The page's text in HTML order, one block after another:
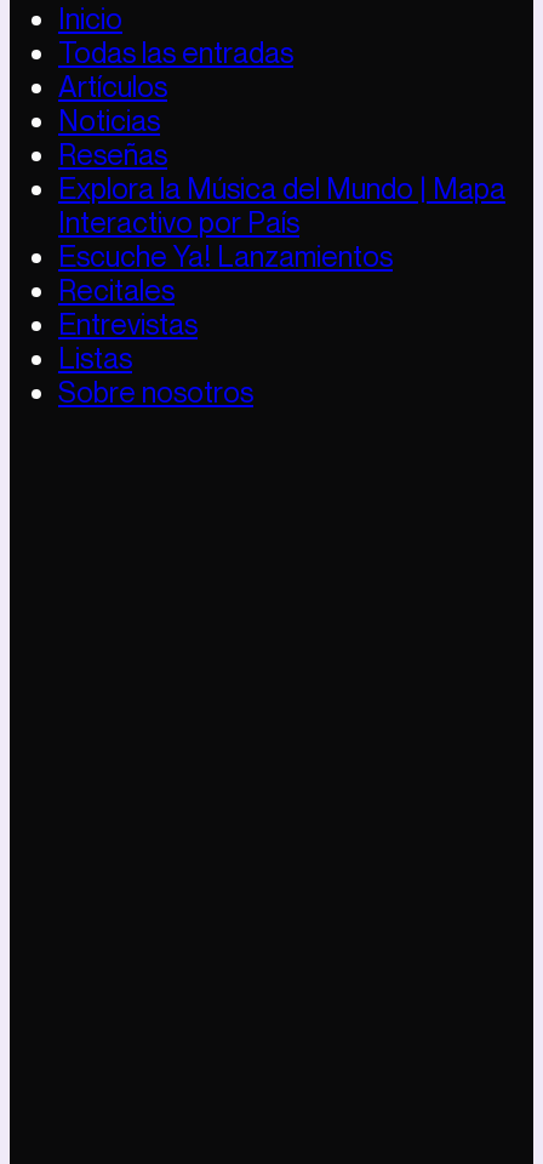
Inicio
Todas las entradas
Artículos
Noticias
Reseñas
Explora la Música del Mundo | Mapa
Interactivo por País
Escuche Ya! Lanzamientos
Recitales
Entrevistas
Listas
Sobre nosotros